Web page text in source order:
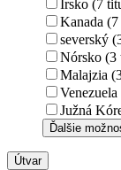
Írsko (7
Kanada
severský
Nórsko (3
Malajzia
Južná
Ďalšie
Útvar